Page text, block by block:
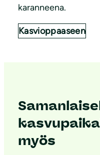
karanneena.
Kasvioppaaseen
myös